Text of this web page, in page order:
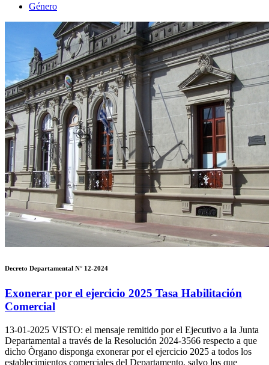
Género
Decreto Departamental N° 12-2024
Exonerar por el ejercicio 2025 Tasa Habilitación
Comercial
13-01-2025 VISTO: el mensaje remitido por el Ejecutivo a la Junta
Departamental a través de la Resolución 2024-3566 respecto a que
dicho Òrgano disponga exonerar por el ejercicio 2025 a todos los
establecimientos comerciales del Departamento, salvo los que